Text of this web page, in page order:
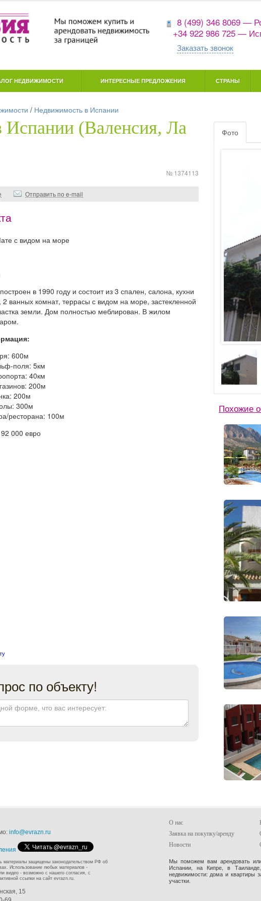
8 (499) 346 8069 —
+34 922 986 725 —
Заказать звонок
НЕДВИЖИМОСТИ ИНТЕРЕСНЫЕ ПРЕДЛОЖЕНИЯ СТРАНЫ
/ Недвижимость в Испании
Испании (Валенсия, Ла
№ 1374113
Отправить по e-mail
с видом на море
в 1990 году и состоит из 3 спален, салона, кухни
2 ванных комнат, террасы с видом на море, застекленной
земли. Дом полностью меблирован. В жилом
600м
поля: 5км
40км
200м
200м
300м
ресторана: 100м
92 000 евро
по объекту!
Фото
Похожие
info@evrazn.ru
материалы защищены законодательством РФ об
Использование любых материалов -
видео - возможно с нашего согласия, с
ссылки на сайт evrazn.ru.
15
О нас
Заявка на покупку/аренду
Новости
Мы поможем вам арендовать
Испании, на Кипре, в
недвижимости: дома и квартиры
участки.